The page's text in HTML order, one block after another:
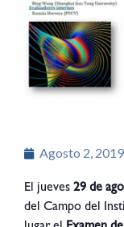
Agosto 2, 2019
El jueves 29 de
del Campo del